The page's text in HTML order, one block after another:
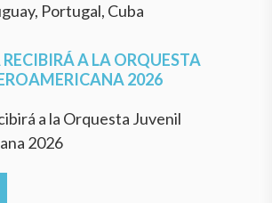
Portugal, Cuba
A LA ORQUESTA
2026
a la Orquesta Juvenil
2026